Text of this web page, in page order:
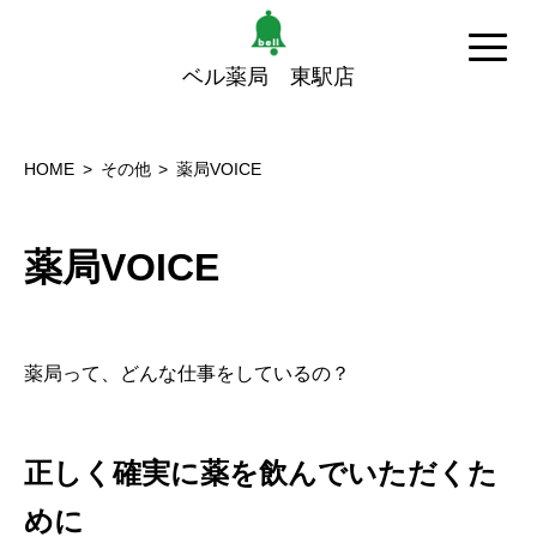
ベル薬局 東駅店
HOME その他 薬局VOICE
薬局VOICE
薬局って、どんな仕事をしているの？
正しく確実に薬を飲んでいただくた
めに